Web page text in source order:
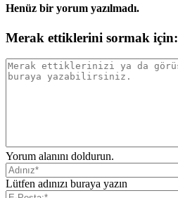
Henüz bir yorum yazılmadı.
Merak ettiklerini sormak için:
Yorum alanını doldurun.
Lütfen adınızı buraya yazın